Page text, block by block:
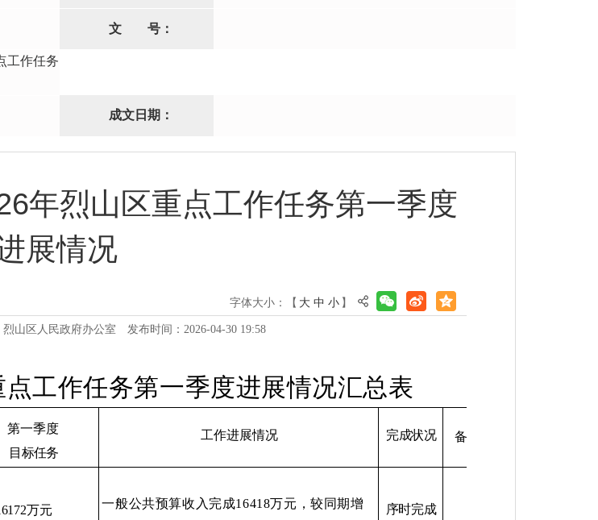
文 号：
工作任务
成文日期：
年烈山区重点工作任务第一季度
展情况
字体大小：【 大 中 小 】
山区人民政府办公室 发布时间：2026-04-30 19:58
工作任务第一季度进展情况汇总表
第一季度
目标任务
工作进展情况 完成状况 备
万元 一般公共预算收入完成16418万元，较同期增
序时完成